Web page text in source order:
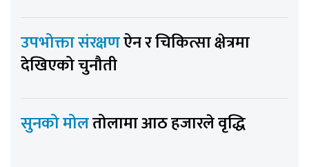
उपभोक्ता संरक्षणऐन र चिकित्सा क्षेत्रमा
देखिएको चुनौती
सुनको मोलतोलामा आठ हजारले वृद्धि